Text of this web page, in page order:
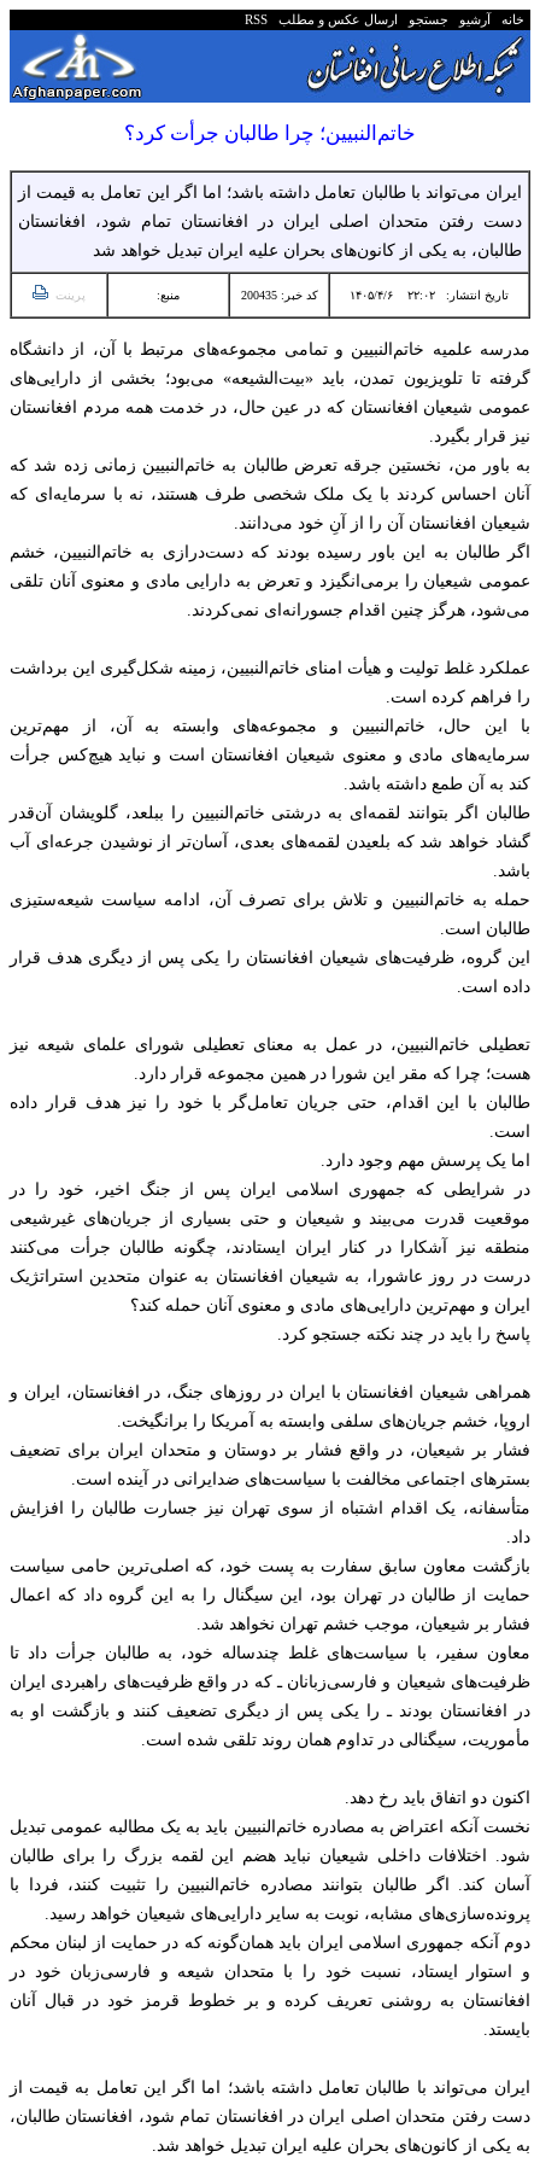
خانه آرشیو جستجو ارسال عکس و مطلب RSS
خاتم‌النبیین؛ چرا طالبان جرأت کرد؟
ایران می‌تواند با طالبان تعامل داشته باشد؛ اما اگر این تعامل به قیمت از
دست رفتن متحدان اصلی ایران در افغانستان تمام شود، افغانستان
طالبان، به یکی از کانون‌های بحران علیه ایران تبدیل خواهد شد
تاریخ انتشار: ۲۲:۰۲ ۱۴۰۵/۴/۶ کد خبر: 200435 منبع: پرینت
مدرسه علمیه خاتم‌النبیین و تمامی مجموعه‌های مرتبط با آن، از دانشگاه
گرفته تا تلویزیون تمدن، باید «بیت‌الشیعه» می‌بود؛ بخشی از دارایی‌های
عمومی شیعیان افغانستان که در عین حال، در خدمت همه مردم افغانستان
نیز قرار بگیرد.
به باور من، نخستین جرقه تعرض طالبان به خاتم‌النبیین زمانی زده شد که
آنان احساس کردند با یک ملک شخصی طرف هستند، نه با سرمایه‌ای که
شیعیان افغانستان آن را از آنِ خود می‌دانند.
اگر طالبان به این باور رسیده بودند که دست‌درازی به خاتم‌النبیین، خشم
عمومی شیعیان را برمی‌انگیزد و تعرض به دارایی مادی و معنوی آنان تلقی
می‌شود، هرگز چنین اقدام جسورانه‌ای نمی‌کردند.
عملکرد غلط تولیت و هیأت امنای خاتم‌النبیین، زمینه شکل‌گیری این برداشت
را فراهم کرده است.
با این حال، خاتم‌النبیین و مجموعه‌های وابسته به آن، از مهم‌ترین
سرمایه‌های مادی و معنوی شیعیان افغانستان است و نباید هیچ‌کس جرأت
کند به آن طمع داشته باشد.
طالبان اگر بتوانند لقمه‌ای به درشتی خاتم‌النبیین را ببلعد، گلویشان آن‌قدر
گشاد خواهد شد که بلعیدن لقمه‌های بعدی، آسان‌تر از نوشیدن جرعه‌ای آب
باشد.
حمله به خاتم‌النبیین و تلاش برای تصرف آن، ادامه سیاست شیعه‌ستیزی
طالبان است.
این گروه، ظرفیت‌های شیعیان افغانستان را یکی پس از دیگری هدف قرار
داده است.
تعطیلی خاتم‌النبیین، در عمل به معنای تعطیلی شورای علمای شیعه نیز
هست؛ چرا که مقر این شورا در همین مجموعه قرار دارد.
طالبان با این اقدام، حتی جریان تعامل‌گر با خود را نیز هدف قرار داده
است.
اما یک پرسش مهم وجود دارد.
در شرایطی که جمهوری اسلامی ایران پس از جنگ اخیر، خود را در
موقعیت قدرت می‌بیند و شیعیان و حتی بسیاری از جریان‌های غیرشیعی
منطقه نیز آشکارا در کنار ایران ایستادند، چگونه طالبان جرأت می‌کنند
درست در روز عاشورا، به شیعیان افغانستان به عنوان متحدین استراتژیک
ایران و مهم‌ترین دارایی‌های مادی و معنوی آنان حمله کند؟
پاسخ را باید در چند نکته جستجو کرد.
همراهی شیعیان افغانستان با ایران در روزهای جنگ، در افغانستان، ایران و
اروپا، خشم جریان‌های سلفی وابسته به آمریکا را برانگیخت.
فشار بر شیعیان، در واقع فشار بر دوستان و متحدان ایران برای تضعیف
بسترهای اجتماعی مخالفت با سیاست‌های ضدایرانی در آینده است.
متأسفانه، یک اقدام اشتباه از سوی تهران نیز جسارت طالبان را افزایش
داد.
بازگشت معاون سابق سفارت به پست خود، که اصلی‌ترین حامی سیاست
حمایت از طالبان در تهران بود، این سیگنال را به این گروه داد که اعمال
فشار بر شیعیان، موجب خشم تهران نخواهد شد.
معاون سفیر، با سیاست‌های غلط چندساله خود، به طالبان جرأت داد تا
ظرفیت‌های شیعیان و فارسی‌زبانان ـ که در واقع ظرفیت‌های راهبردی ایران
در افغانستان بودند ـ را یکی پس از دیگری تضعیف کنند و بازگشت او به
مأموریت، سیگنالی در تداوم همان روند تلقی شده است.
اکنون دو اتفاق باید رخ دهد.
نخست آنکه اعتراض به مصادره خاتم‌النبیین باید به یک مطالبه عمومی تبدیل
شود. اختلافات داخلی شیعیان نباید هضم این لقمه بزرگ را برای طالبان
آسان کند. اگر طالبان بتوانند مصادره خاتم‌النبیین را تثبیت کنند، فردا با
پرونده‌سازی‌های مشابه، نوبت به سایر دارایی‌های شیعیان خواهد رسید.
دوم آنکه جمهوری اسلامی ایران باید همان‌گونه که در حمایت از لبنان محکم
و استوار ایستاد، نسبت خود را با متحدان شیعه و فارسی‌زبان خود در
افغانستان به روشنی تعریف کرده و بر خطوط قرمز خود در قبال آنان
بایستد.
ایران می‌تواند با طالبان تعامل داشته باشد؛ اما اگر این تعامل به قیمت از
دست رفتن متحدان اصلی ایران در افغانستان تمام شود، افغانستان طالبان،
به یکی از کانون‌های بحران علیه ایران تبدیل خواهد شد.